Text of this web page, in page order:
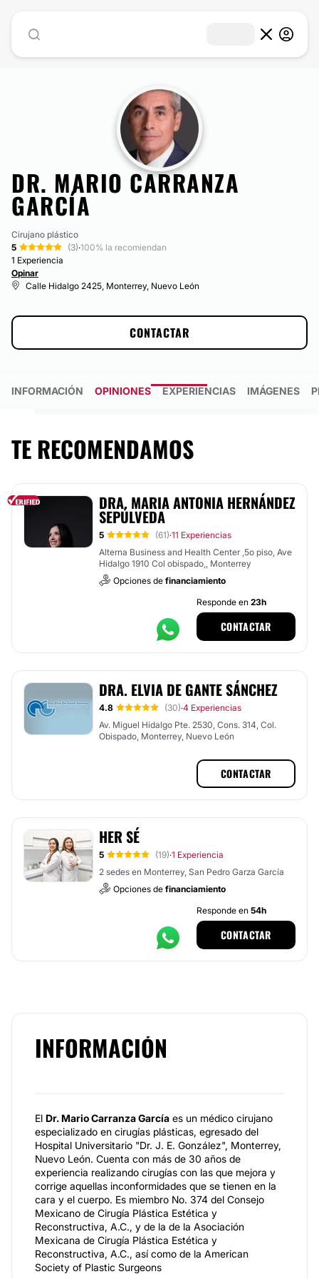
DR. MARIO CARRANZA
GARCÍA
Cirujano plástico
5
(3)·100% la recomiendan
1 Experiencia
Opinar
Calle Hidalgo 2425, Monterrey, Nuevo León
CONTACTAR
INFORMACIÓN OPINIONES EXPERIENCIAS IMÁGENES
TE RECOMENDAMOS
DRA. MARIA ANTONIA HERNÁNDEZ
SEPÚLVEDA
5 (61)·11 Experiencias
Alterna Business and Health Center ,5o piso, Ave
Hidalgo 1910 Col obispado,, Monterrey
Opciones de financiamiento
Responde en 23h
CONTACTAR
DRA. ELVIA DE GANTE SÁNCHEZ
4.8 (30)·4 Experiencias
Av. Miguel Hidalgo Pte. 2530, Cons. 314, Col.
Obispado, Monterrey, Nuevo León
CONTACTAR
HER SÉ
5 (19)·1 Experiencia
2 sedes en Monterrey, San Pedro Garza García
Opciones de financiamiento
Responde en 54h
CONTACTAR
INFORMACIÓN
El Dr. Mario Carranza García es un médico cirujano
especializado en cirugías plásticas, egresado del
Hospital Universitario "Dr. J. E. González", Monterrey,
Nuevo León. Cuenta con más de 30 años de
experiencia realizando cirugías con las que mejora y
corrige aquellas inconformidades que se tienen en la
cara y el cuerpo. Es miembro No. 374 del Consejo
Mexicano de Cirugía Plástica Estética y
Reconstructiva, A.C., y de la de la Asociación
Mexicana de Cirugía Plástica Estética y
Reconstructiva, A.C., así como de la American
Society of Plastic Surgeons